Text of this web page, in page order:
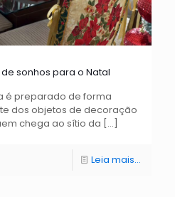
sonhos para o Natal
é preparado de forma
dos objetos de decoração
chega ao sítio da […]
Leia mais...